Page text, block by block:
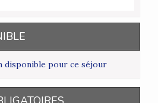
disponible pour ce séjour